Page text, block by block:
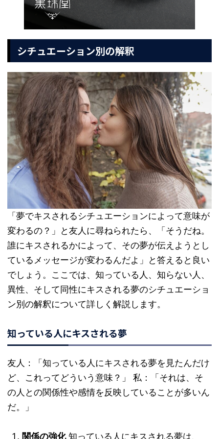
シチュエーション別の解釈
「夢でキスされるシチュエーションによって意味が
変わるの？」と友人に尋ねられたら、「そうだね。
誰にキスされるかによって、その夢が伝えようとし
ているメッセージが変わるんだよ」と答えると良い
でしょう。ここでは、知っている人、知らない人、
異性、そして同性にキスされる夢のシチュエーショ
ン別の解釈について詳しく解説します。
知っている人にキスされる夢
友人：「知っている人にキスされる夢を見たんだけ
ど、これってどういう意味？」 私：「それは、そ
の人との関係性や感情を反映していることが多いん
だ。」
関係の強化知っている人にキスされる夢は、